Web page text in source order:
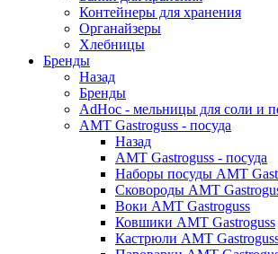
Контейнеры для хранения
Органайзеры
Хлебницы
Бренды
Назад
Бренды
AdHoc - мельницы для соли и
AMT Gastroguss - посуда
Назад
AMT Gastroguss - посуда
Наборы посуды AMT
Сковороды AMT
Воки AMT Gastroguss
Ковшики AMT Gastroguss
Кастрюли AMT